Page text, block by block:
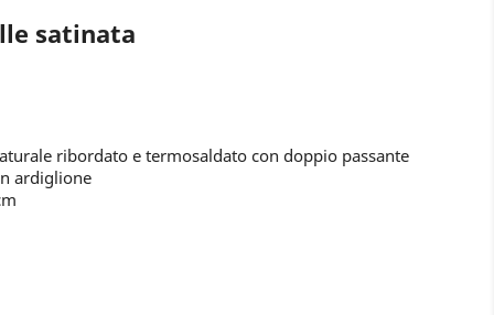
satinata
ribordato e termosaldato con doppio passante
ardiglione